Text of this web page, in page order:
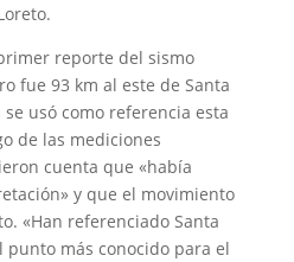
reporte del sismo
fue 93 km al este de Santa
usó como referencia esta
de las mediciones
cuenta que «había
y que el movimiento
«Han referenciado Santa
punto más conocido para el